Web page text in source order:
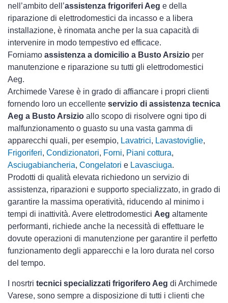
nell’ambito dell’assistenza frigoriferi Aeg e della
riparazione di elettrodomestici da incasso e a libera
installazione, è rinomata anche per la sua capacità di
intervenire in modo tempestivo ed efficace.
Forniamo assistenza a domicilio a Busto Arsizio per
manutenzione e riparazione su tutti gli elettrodomestici
Aeg.
Archimede Varese è in grado di affiancare i propri clienti
fornendo loro un eccellente servizio di assistenza tecnica
Aeg a Busto Arsizio allo scopo di risolvere ogni tipo di
malfunzionamento o guasto su una vasta gamma di
apparecchi quali, per esempio, Lavatrici, Lavastoviglie,
Frigoriferi, Condizionatori, Forni, Piani cottura,
Asciugabiancheria, Congelatori e Lavasciuga.
Prodotti di qualità elevata richiedono un servizio di
assistenza, riparazioni e supporto specializzato, in grado di
garantire la massima operatività, riducendo al minimo i
tempi di inattività. Avere elettrodomestici Aeg altamente
performanti, richiede anche la necessità di effettuare le
dovute operazioni di manutenzione per garantire il perfetto
funzionamento degli apparecchi e la loro durata nel corso
del tempo.
I nosrtri tecnici specializzati frigorifero Aeg di Archimede
Varese, sono sempre a disposizione di tutti i clienti che